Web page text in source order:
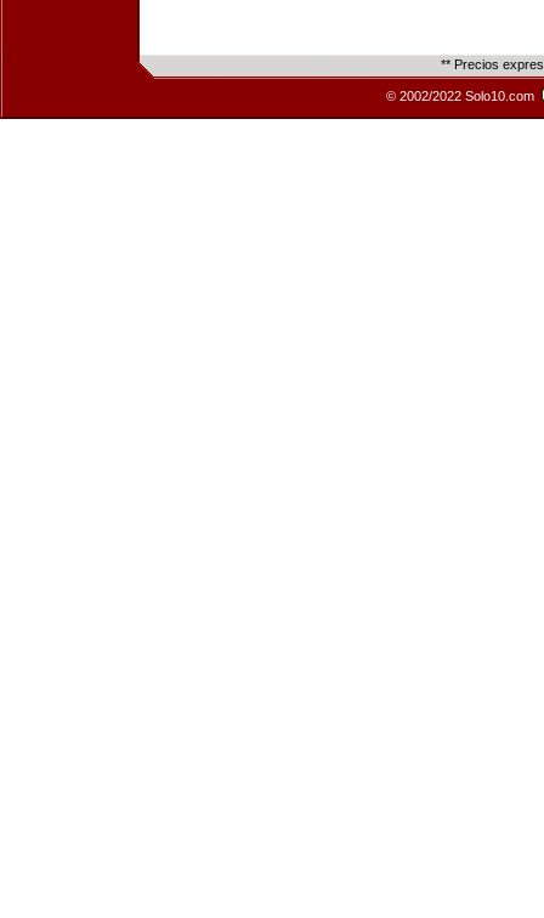
** Precios
© 2002/2022 Solo10.com